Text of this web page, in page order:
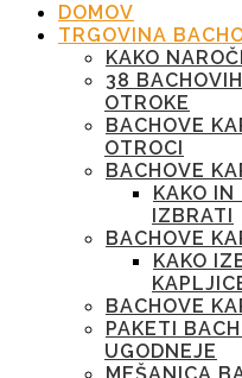
DOMOV
TRGOVINA
KAKO
38
OTROKE
BACHOVE
OTROCI
BACHOVE
KAKO IN
IZBRATI
BACHOVE
KAKO
BACHOVE
PAKETI
UGODNEJE